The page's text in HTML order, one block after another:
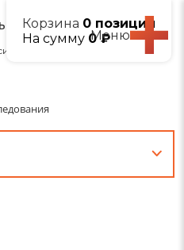
Меню
Корзина 0 позиций
На сумму 0 ₽